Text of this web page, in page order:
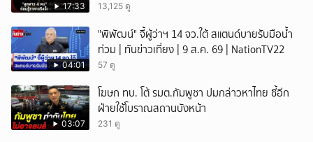
17:33 13,125 ดู
04:01
"พิพัฒน์" จี้ผู้ว่าฯ 14 จว.ใต้ สแตนด์บายรับมือน้ำ
ท่วม | ทันข่าวเที่ยง | 9 ส.ค. 69 | NationTV22
57 ดู
03:07
โฆษก ทบ. โต้ รมต.กัมพูชา ปมกล่าวหาไทย ชี้อีก
ฝ่ายใช้โบราณสถานบังหน้า
231 ดู